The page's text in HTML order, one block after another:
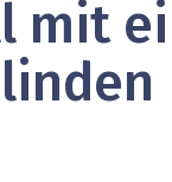
Swiss Software
4 Hana
mit